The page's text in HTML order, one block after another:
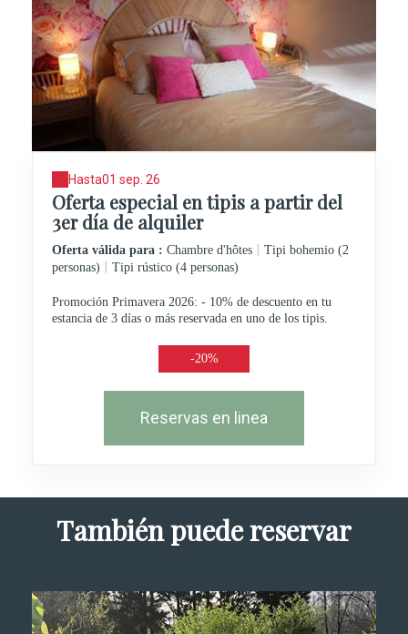
Hasta01 sep. 26
Oferta especial en tipis a partir del
3er día de alquiler
Oferta válida para : Chambre d'hôtes | Tipi bohemio (2
personas) | Tipi rústico (4 personas)
Promoción Primavera 2026: - 10% de descuento en tu
estancia de 3 días o más reservada en uno de los tipis.
-20%
Reservas en linea
También puede reservar